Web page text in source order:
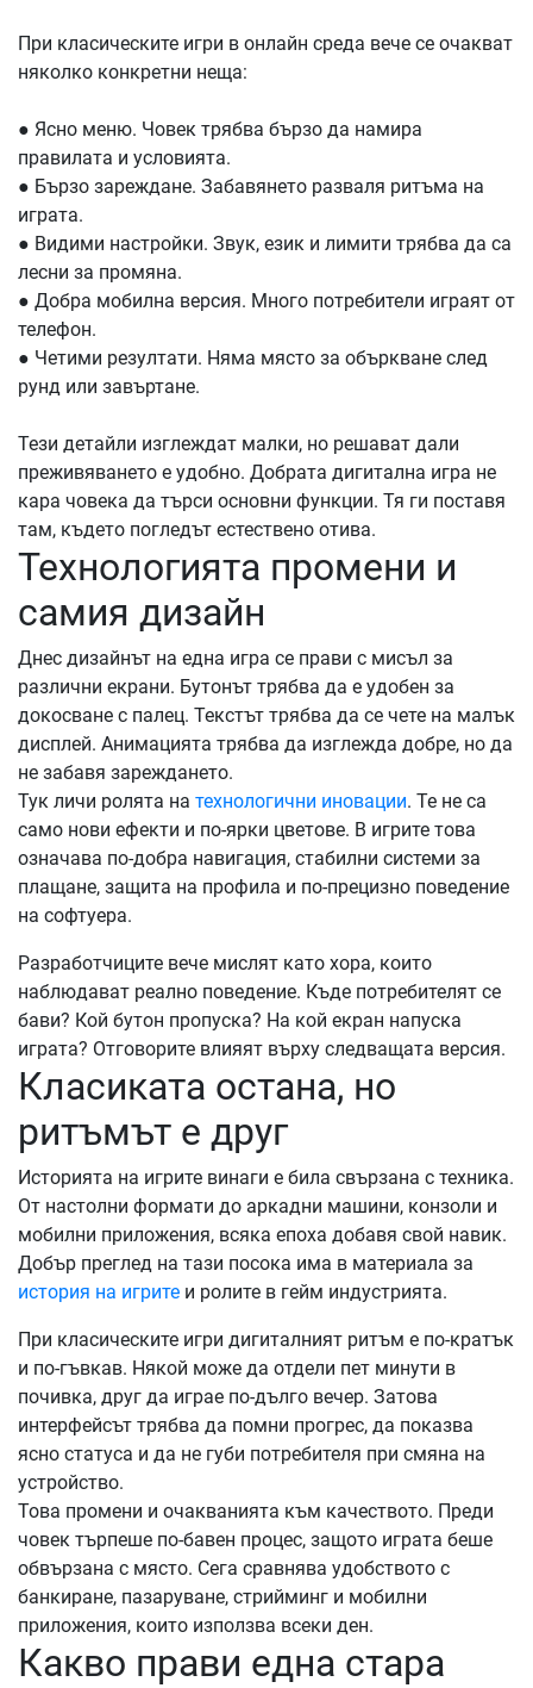
При класическите игри в онлайн среда вече се очакват
няколко конкретни неща:
● Ясно меню. Човек трябва бързо да намира
правилата и условията.
● Бързо зареждане. Забавянето разваля ритъма на
играта.
● Видими настройки. Звук, език и лимити трябва да са
лесни за промяна.
● Добра мобилна версия. Много потребители играят от
телефон.
● Четими резултати. Няма място за объркване след
рунд или завъртане.
Тези детайли изглеждат малки, но решават дали
преживяването е удобно. Добрата дигитална игра не
кара човека да търси основни функции. Тя ги поставя
там, където погледът естествено отива.
Технологията промени и
самия дизайн
Днес дизайнът на една игра се прави с мисъл за
различни екрани. Бутонът трябва да е удобен за
докосване с палец. Текстът трябва да се чете на малък
дисплей. Анимацията трябва да изглежда добре, но да
не забавя зареждането.
Тук личи ролята на технологични иновации. Те не са
само нови ефекти и по-ярки цветове. В игрите това
означава по-добра навигация, стабилни системи за
плащане, защита на профила и по-прецизно поведение
на софтуера.
Разработчиците вече мислят като хора, които
наблюдават реално поведение. Къде потребителят се
бави? Кой бутон пропуска? На кой екран напуска
играта? Отговорите влияят върху следващата версия.
Класиката остана, но
ритъмът е друг
Историята на игрите винаги е била свързана с техника.
От настолни формати до аркадни машини, конзоли и
мобилни приложения, всяка епоха добавя свой навик.
Добър преглед на тази посока има в материала за
история на игрите и ролите в гейм индустрията.
При класическите игри дигиталният ритъм е по-кратък
и по-гъвкав. Някой може да отдели пет минути в
почивка, друг да играе по-дълго вечер. Затова
интерфейсът трябва да помни прогрес, да показва
ясно статуса и да не губи потребителя при смяна на
устройство.
Това промени и очакванията към качеството. Преди
човек търпеше по-бавен процес, защото играта беше
обвързана с място. Сега сравнява удобството с
банкиране, пазаруване, стрийминг и мобилни
приложения, които използва всеки ден.
Какво прави една стара